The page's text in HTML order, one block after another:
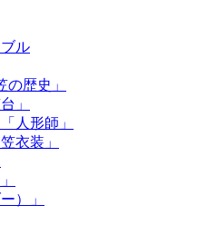
ル
の歴史」
」
人形師」
衣装」
）」